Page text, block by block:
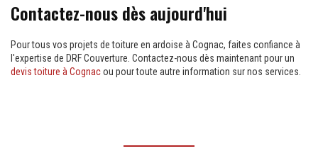
Contactez-nous dès aujourd'hui
Pour tous vos projets de toiture en ardoise à Cognac, faites confiance à
l'expertise de DRF Couverture. Contactez-nous dès maintenant pour un
devis toiture à Cognacou pour toute autre information sur nos services.